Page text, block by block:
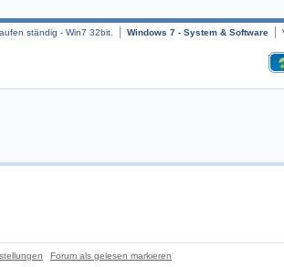
ständig - Win7 32bit. Windows 7 - System & Software
Forum als gelesen markieren